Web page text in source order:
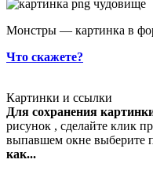
Монстры — картинка в
Что скажете?
Картинки и ссылки
Для сохранения
рисунок , сделайте клик
выпавшем окне выберите
как...